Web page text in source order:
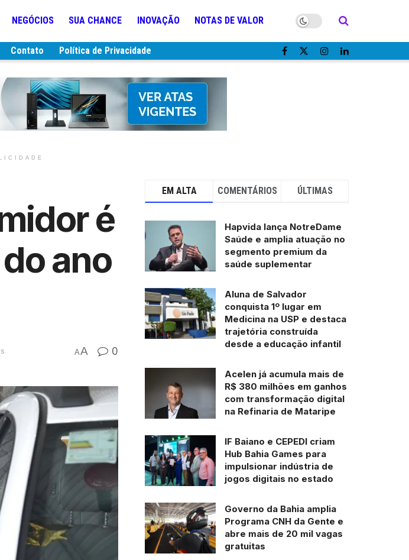
NEGÓCIOS SUA CHANCE INOVAÇÃO NOTAS DE VALOR
Contato Política de Privacidade
é
ano
AA 0
EM ALTA COMENTÁRIOS ÚLTIMAS
Hapvida lança NotreDame
Saúde e amplia atuação no
segmento premium da
saúde suplementar
Aluna de Salvador
conquista 1º lugar em
Medicina na USP e destaca
trajetória construída
desde a educação infantil
Acelen já acumula mais de
R$ 380 milhões em ganhos
com transformação digital
na Refinaria de Mataripe
IF Baiano e CEPEDI criam
Hub Bahia Games para
impulsionar indústria de
jogos digitais no estado
Governo da Bahia amplia
Programa CNH da Gente e
abre mais de 20 mil vagas
gratuitas